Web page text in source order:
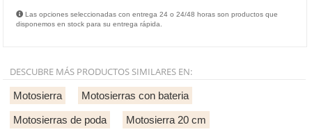
Las opciones seleccionadas con entrega 24 o 24/48 horas son productos que
disponemos en stock para su entrega rápida.
DESCUBRE MÁS PRODUCTOS SIMILARES EN:
Motosierra Motosierras con bateria
Motosierras de poda Motosierra 20 cm